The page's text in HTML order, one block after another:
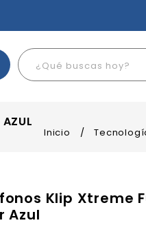
Inicio /
Klip Xtreme
Azul